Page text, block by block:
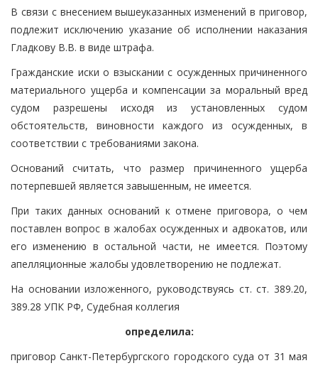
В связи с внесением вышеуказанных изменений в приговор,
подлежит исключению указание об исполнении наказания
Гладкову В.В. в виде штрафа.
Гражданские иски о взыскании с осужденных причиненного
материального ущерба и компенсации за моральный вред
судом разрешены исходя из установленных судом
обстоятельств, виновности каждого из осужденных, в
соответствии с требованиями закона.
Оснований считать, что размер причиненного ущерба
потерпевшей является завышенным, не имеется.
При таких данных оснований к отмене приговора, о чем
поставлен вопрос в жалобах осужденных и адвокатов, или
его изменению в остальной части, не имеется. Поэтому
апелляционные жалобы удовлетворению не подлежат.
На основании изложенного, руководствуясь ст. ст. 389.20,
389.28 УПК РФ, Судебная коллегия
определила:
приговор Санкт-Петербургского городского суда от 31 мая